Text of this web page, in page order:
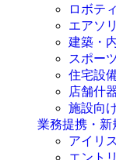
ロボテ
エアソ
建築・
スポー
住宅設
店舗什
施設向
業務提携・新
アイリ
エント